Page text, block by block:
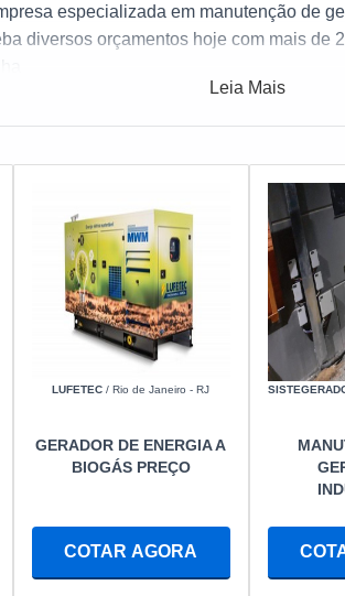
especializada em manutenção de
diversos orçamentos hoje com mais de
Leia Mais
LUFETEC / Rio de Janeiro - RJ
GERADOR DE ENERGIA A
BIOGÁS PREÇO
COTAR AGORA